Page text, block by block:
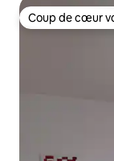
Coup de cœur
Coup de cœur